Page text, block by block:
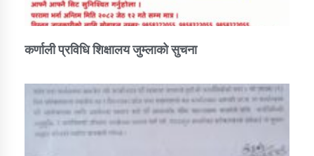
कर्णाली प्रविधि शिक्षालय जुम्लाको सुचना